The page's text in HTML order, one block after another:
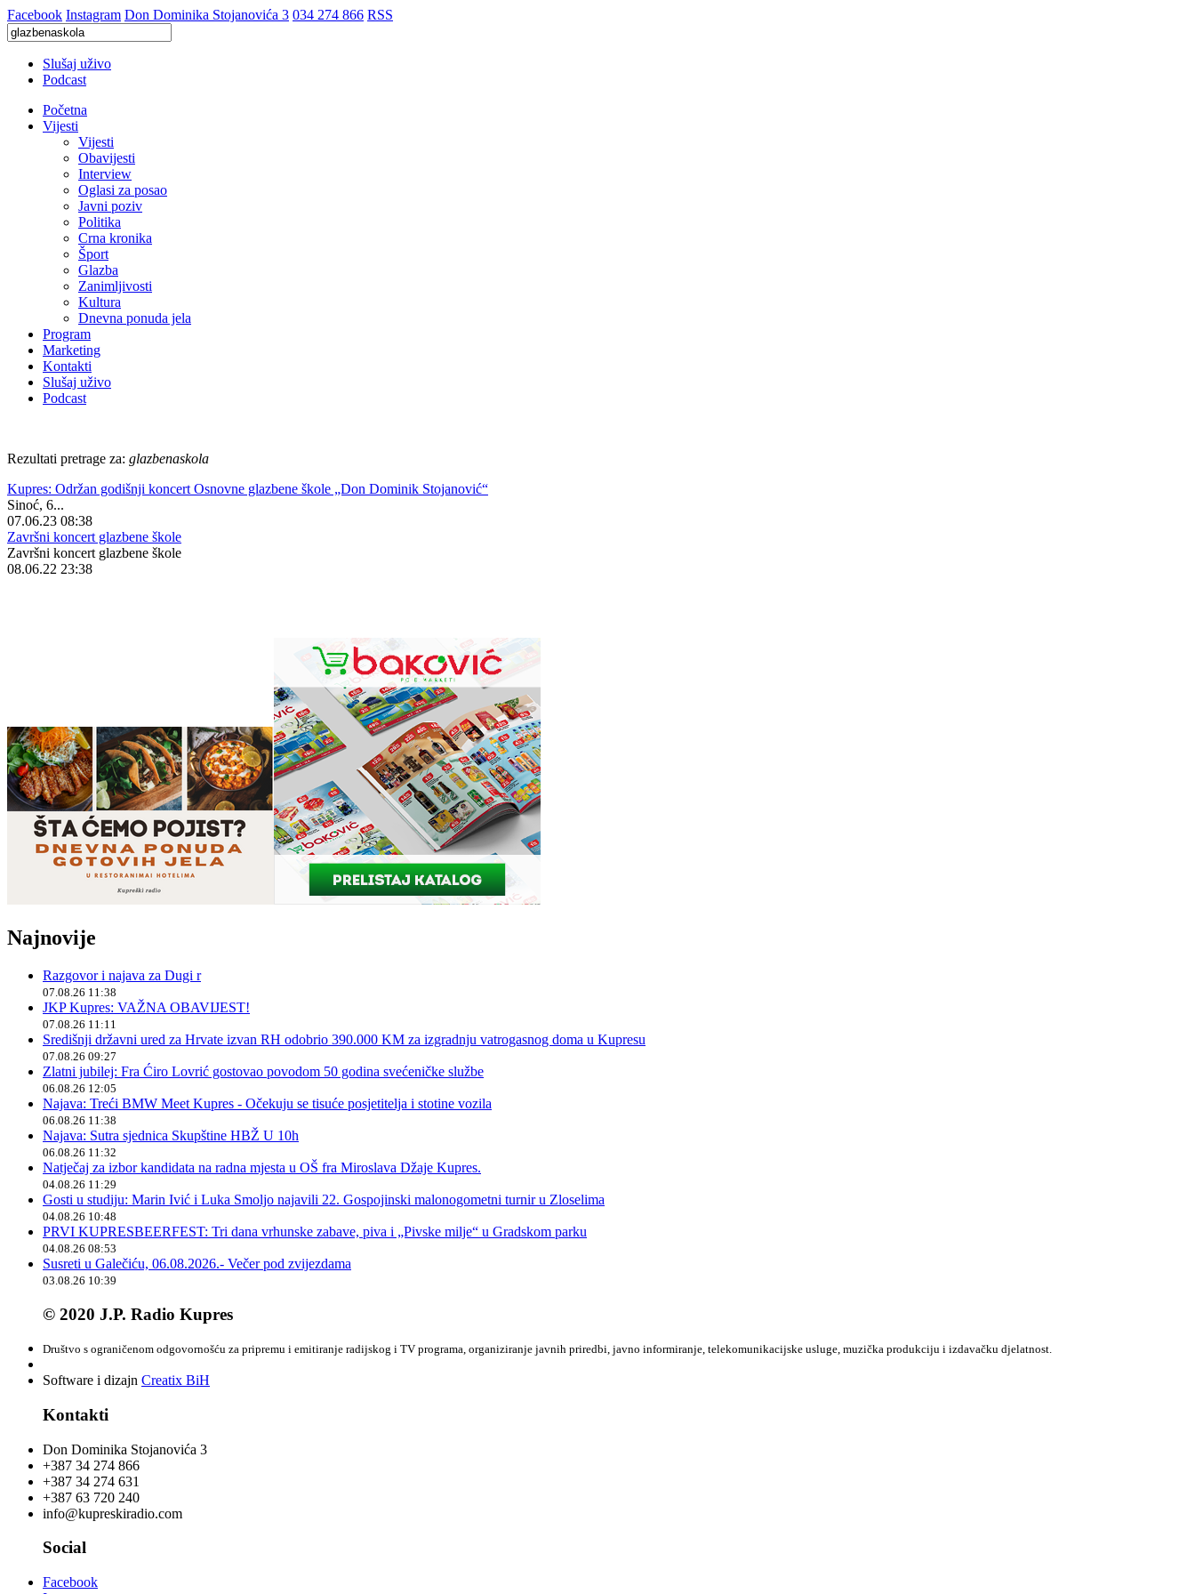
Facebook Instagram Don Dominika Stojanovića 3 034 274 866 RSS
Slušaj uživo
Podcast
Početna
Vijesti
Vijesti
Obavijesti
Interview
Oglasi za posao
Javni poziv
Politika
Crna kronika
Šport
Glazba
Zanimljivosti
Kultura
Dnevna ponuda jela
Program
Marketing
Kontakti
Slušaj uživo
Podcast
Rezultati pretrage za: glazbenaskola
Kupres: Održan godišnji koncert Osnovne glazbene škole „Don Dominik Stojanović“
Sinoć, 6...
07.06.23 08:38
Završni koncert glazbene škole
Završni koncert glazbene škole
08.06.22 23:38
Najnovije
Razgovor i najava za Dugi r
07.08.26 11:38
JKP Kupres: VAŽNA OBAVIJEST!
07.08.26 11:11
Središnji državni ured za Hrvate izvan RH odobrio 390.000 KM za izgradnju vatrogasnog doma u Kupresu
07.08.26 09:27
Zlatni jubilej: Fra Ćiro Lovrić gostovao povodom 50 godina svećeničke službe
06.08.26 12:05
Najava: Treći BMW Meet Kupres - Očekuju se tisuće posjetitelja i stotine vozila
06.08.26 11:38
Najava: Sutra sjednica Skupštine HBŽ U 10h
06.08.26 11:32
Natječaj za izbor kandidata na radna mjesta u OŠ fra Miroslava Džaje Kupres.
04.08.26 11:29
Gosti u studiju: Marin Ivić i Luka Smoljo najavili 22. Gospojinski malonogometni turnir u Zloselima
04.08.26 10:48
PRVI KUPRESBEERFEST: Tri dana vrhunske zabave, piva i „Pivske milje“ u Gradskom parku
04.08.26 08:53
Susreti u Galečiću, 06.08.2026.- Večer pod zvijezdama
03.08.26 10:39
© 2020 J.P. Radio Kupres
Društvo s ograničenom odgovornošću za pripremu i emitiranje radijskog i TV programa, organiziranje javnih priredbi, javno informiranje, telekomunikacijske usluge, muzička produkciju i izdavačku djelatnost.
Software i dizajn Creatix BiH
Kontakti
Don Dominika Stojanovića 3
+387 34 274 866
+387 34 274 631
+387 63 720 240
info@kupreskiradio.com
Social
Facebook